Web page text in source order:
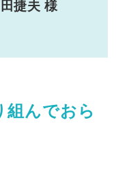
捷夫 様
組んでおら